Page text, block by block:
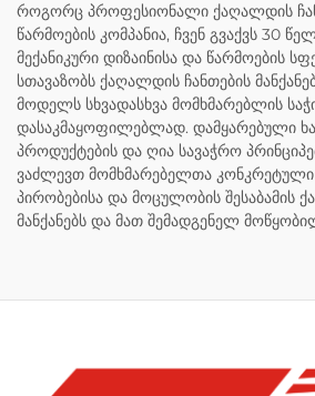
როგორც პროფესიონალი ქაღალდის
წარმოების კომპანია, ჩვენ გვაქვს 30
მექანიკური დიზაინისა და წარმოების
სთავაზობს ქაღალდის ჩანთების
მოდელს სხვადასხვა მომხმარებლის
დასაკმაყოფილებლად. დამყარებული
პროდუქტების და ღია სავაჭრო
ვაძლევთ მომხმარებელთა კონკრეტული
პირობებისა და მოცულობის შესაბამის
მანქანებს და მათ შემადგენელ